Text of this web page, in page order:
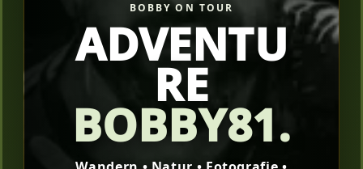
BOBBY ON TOUR
ADVENTU
RE
BOBBY81.